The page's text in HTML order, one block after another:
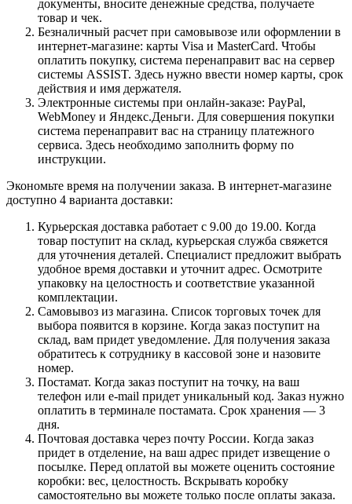
документы, вносите денежные средства, получаете
товар и чек.
Безналичный расчет при самовывозе или оформлении в
интернет-магазине: карты Visa и MasterCard. Чтобы
оплатить покупку, система перенаправит вас на сервер
системы ASSIST. Здесь нужно ввести номер карты, срок
действия и имя держателя.
Электронные системы при онлайн-заказе: PayPal,
WebMoney и Яндекс.Деньги. Для совершения покупки
система перенаправит вас на страницу платежного
сервиса. Здесь необходимо заполнить форму по
инструкции.
Экономьте время на получении заказа. В интернет-магазине
доступно 4 варианта доставки:
Курьерская доставка работает с 9.00 до 19.00. Когда
товар поступит на склад, курьерская служба свяжется
для уточнения деталей. Специалист предложит выбрать
удобное время доставки и уточнит адрес. Осмотрите
упаковку на целостность и соответствие указанной
комплектации.
Самовывоз из магазина. Список торговых точек для
выбора появится в корзине. Когда заказ поступит на
склад, вам придет уведомление. Для получения заказа
обратитесь к сотруднику в кассовой зоне и назовите
номер.
Постамат. Когда заказ поступит на точку, на ваш
телефон или e-mail придет уникальный код. Заказ нужно
оплатить в терминале постамата. Срок хранения — 3
дня.
Почтовая доставка через почту России. Когда заказ
придет в отделение, на ваш адрес придет извещение о
посылке. Перед оплатой вы можете оценить состояние
коробки: вес, целостность. Вскрывать коробку
самостоятельно вы можете только после оплаты заказа.